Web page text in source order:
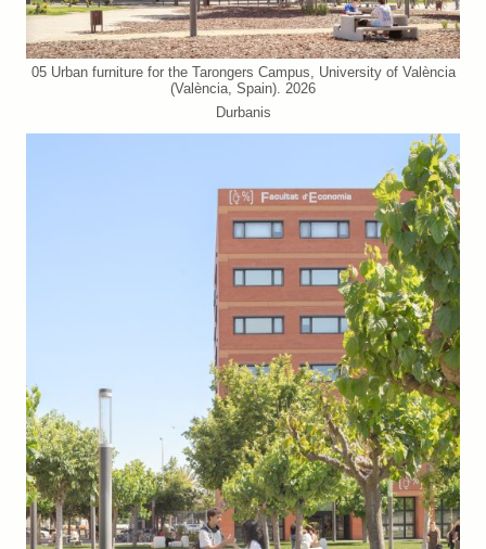
05 Urban furniture for the Tarongers Campus, University of València
(València, Spain). 2026
Durbanis